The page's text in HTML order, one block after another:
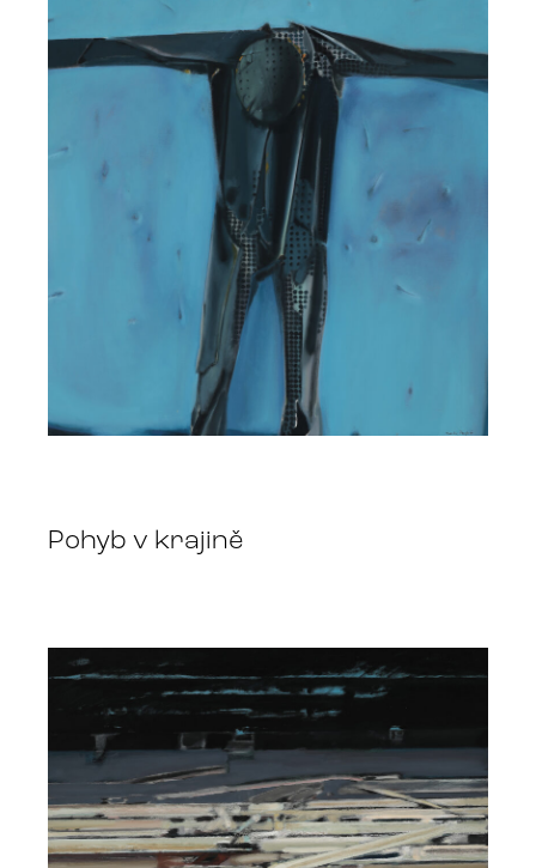
Pohyb v krajině